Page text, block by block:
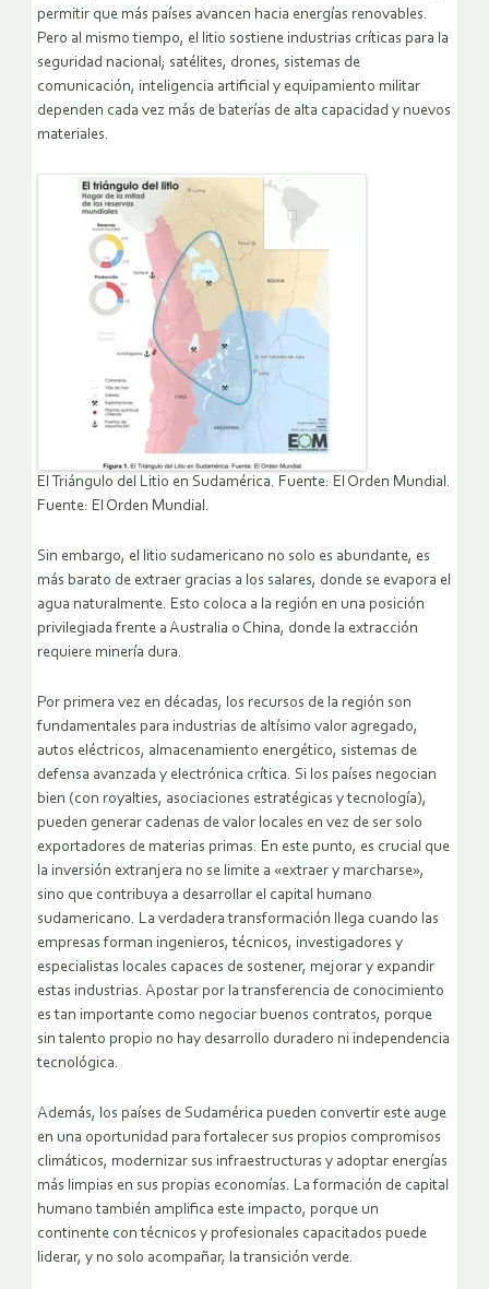
permitir que más países avancen hacia energías renovables.
Pero al mismo tiempo, el litio sostiene industrias críticas para la
seguridad nacional; satélites, drones, sistemas de
comunicación, inteligencia artificial y equipamiento militar
dependen cada vez más de baterías de alta capacidad y nuevos
materiales.
El Triángulo del Litio en Sudamérica. Fuente: El Orden Mundial.
Fuente: El Orden Mundial.
Sin embargo, el litio sudamericano no solo es abundante, es
más barato de extraer gracias a los salares, donde se evapora el
agua naturalmente. Esto coloca a la región en una posición
privilegiada frente a Australia o China, donde la extracción
requiere minería dura.
Por primera vez en décadas, los recursos de la región son
fundamentales para industrias de altísimo valor agregado,
autos eléctricos, almacenamiento energético, sistemas de
defensa avanzada y electrónica crítica. Si los países negocian
bien (con royalties, asociaciones estratégicas y tecnología),
pueden generar cadenas de valor locales en vez de ser solo
exportadores de materias primas. En este punto, es crucial que
la inversión extranjera no se limite a «extraer y marcharse»,
sino que contribuya a desarrollar el capital humano
sudamericano. La verdadera transformación llega cuando las
empresas forman ingenieros, técnicos, investigadores y
especialistas locales capaces de sostener, mejorar y expandir
estas industrias. Apostar por la transferencia de conocimiento
es tan importante como negociar buenos contratos, porque
sin talento propio no hay desarrollo duradero ni independencia
tecnológica.
Además, los países de Sudamérica pueden convertir este auge
en una oportunidad para fortalecer sus propios compromisos
climáticos, modernizar sus infraestructuras y adoptar energías
más limpias en sus propias economías. La formación de capital
humano también amplifica este impacto, porque un
continente con técnicos y profesionales capacitados puede
liderar, y no solo acompañar, la transición verde.